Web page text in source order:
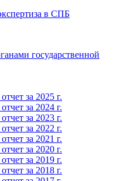
в СПБ
государственной
за 2025 г.
за 2024 г.
за 2023 г.
за 2022 г.
за 2021 г.
за 2020 г.
за 2019 г.
за 2018 г.